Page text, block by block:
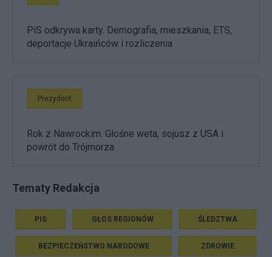
PiS odkrywa karty. Demografia, mieszkania, ETS,
deportacje Ukraińców i rozliczenia
Prezydent
Rok z Nawrockim. Głośne weta, sojusz z USA i
powrót do Trójmorza
Tematy Redakcja
PIS GŁOS REGIONÓW ŚLEDZTWA
BEZPIECZEŃSTWO NARODOWE ZDROWIE